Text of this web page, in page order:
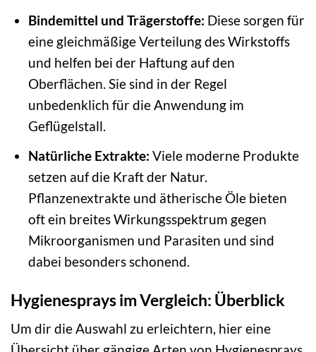
Bindemittel und Trägerstoffe: Diese sorgen für
eine gleichmäßige Verteilung des Wirkstoffs
und helfen bei der Haftung auf den
Oberflächen. Sie sind in der Regel
unbedenklich für die Anwendung im
Geflügelstall.
Natürliche Extrakte: Viele moderne Produkte
setzen auf die Kraft der Natur.
Pflanzenextrakte und ätherische Öle bieten
oft ein breites Wirkungsspektrum gegen
Mikroorganismen und Parasiten und sind
dabei besonders schonend.
Hygienesprays im Vergleich: Überblick
Um dir die Auswahl zu erleichtern, hier eine